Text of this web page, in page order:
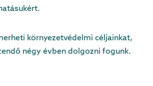
környezetvédelmi céljainkat,
négy évben dolgozni fogunk.